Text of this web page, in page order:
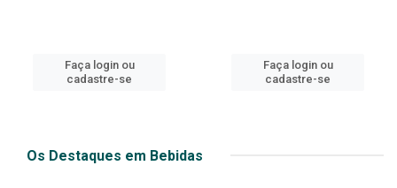
Faça login ou
cadastre-se
Faça login ou
cadastre-se
Os Destaques em Bebidas